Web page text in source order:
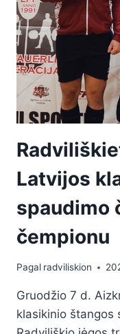
Latvijos
spaudimo
čempionu
Pagal radviliskion
Gruodžio 7 d.
klasikinio štangos